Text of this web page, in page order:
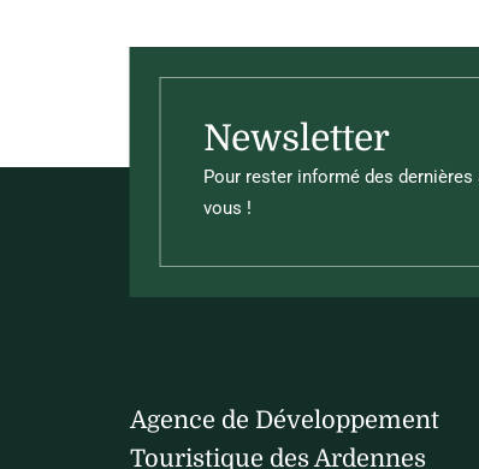
Newsletter
Pour rester informé des
vous !
Agence de Développement
Touristique des Ardennes